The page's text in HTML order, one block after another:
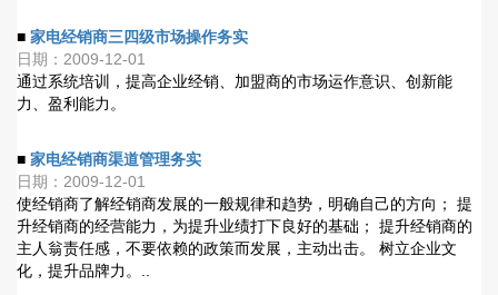
■ 家电经销商三四级市场操作务实
日期：2009-12-01
通过系统培训，提高企业经销、加盟商的市场运作意识、创新能
力、盈利能力。
■ 家电经销商渠道管理务实
日期：2009-12-01
使经销商了解经销商发展的一般规律和趋势，明确自己的方向； 提
升经销商的经营能力，为提升业绩打下良好的基础； 提升经销商的
主人翁责任感，不要依赖的政策而发展，主动出击。 树立企业文
化，提升品牌力。..